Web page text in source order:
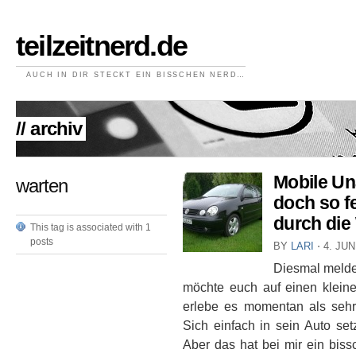
teilzeitnerd.de
AUCH IN DIR STECKT EIN BISSCHEN NERD…
// archiv
warten
This tag is associated with 1
posts
Mobile
doch so
durch die
BY LARI ⋅ 4.
Diesmal
möchte euch auf einen
erlebe es momentan als
Sich einfach in sein Auto
Aber das hat bei mir ein